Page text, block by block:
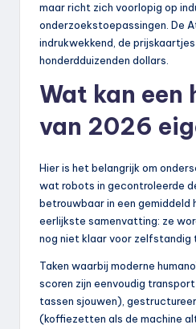
maar richt zich voorlopig op
onderzoekstoepassingen. De
indrukwekkend, de
honderdduizenden dollars.
Wat kan een
van 2026
Hier is het belangrijk om
wat robots in gecontroleerde
betrouwbaar in een gemiddeld
eerlijkste samenvatting: ze
nog niet klaar voor zelfstandig
Taken waarbij moderne
scoren zijn eenvoudig
tassen sjouwen),
(koffiezetten als de machine